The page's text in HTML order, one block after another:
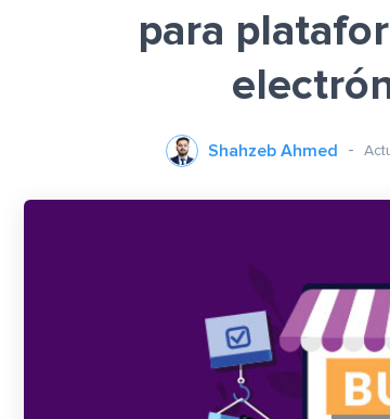
para
Shahzeb Ahmed